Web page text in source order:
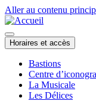
Aller au contenu
Horaires et accès
Bastions
Centre
La Musicale
Les Délices